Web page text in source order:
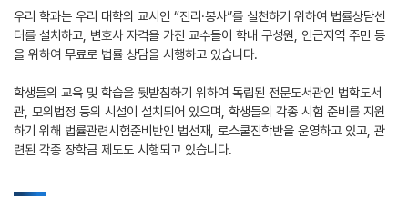
우리 학과는 우리 대학의 교시인 “진리·봉사”를 실천하기 위하여 법률상담센
터를 설치하고, 변호사 자격을 가진 교수들이 학내 구성원, 인근지역 주민 등
을 위하여 무료로 법률 상담을 시행하고 있습니다.
학생들의 교육 및 학습을 뒷받침하기 위하여 독립된 전문도서관인 법학도서
관, 모의법정 등의 시설이 설치되어 있으며, 학생들의 각종 시험 준비를 지원
하기 위해 법률관련시험준비반인 법선재, 로스쿨진학반을 운영하고 있고, 관
련된 각종 장학금 제도도 시행되고 있습니다.